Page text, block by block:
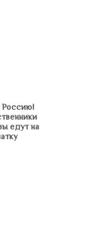
Россию!
едут на